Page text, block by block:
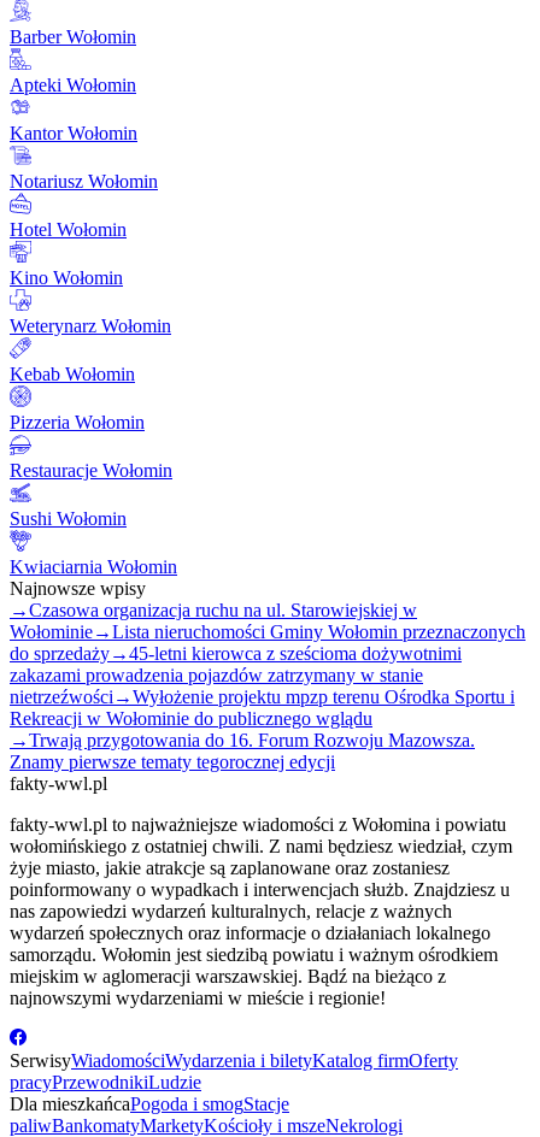
Barber Wołomin
Apteki Wołomin
Kantor Wołomin
Notariusz Wołomin
Hotel Wołomin
Kino Wołomin
Weterynarz Wołomin
Kebab Wołomin
Pizzeria Wołomin
Restauracje Wołomin
Sushi Wołomin
Kwiaciarnia Wołomin
Najnowsze wpisy
→Czasowa organizacja ruchu na ul. Starowiejskiej w
Wołominie→Lista nieruchomości Gminy Wołomin przeznaczonych
do sprzedaży→45-letni kierowca z sześcioma dożywotnimi
zakazami prowadzenia pojazdów zatrzymany w stanie
nietrzeźwości →Wyłożenie projektu mpzp terenu Ośrodka Sportu i
Rekreacji w Wołominie do publicznego wglądu
→Trwają przygotowania do 16. Forum Rozwoju Mazowsza.
Znamy pierwsze tematy tegorocznej edycji
fakty-wwl.pl
fakty-wwl.pl to najważniejsze wiadomości z Wołomina i powiatu
wołomińskiego z ostatniej chwili. Z nami będziesz wiedział, czym
żyje miasto, jakie atrakcje są zaplanowane oraz zostaniesz
poinformowany o wypadkach i interwencjach służb. Znajdziesz u
nas zapowiedzi wydarzeń kulturalnych, relacje z ważnych
wydarzeń społecznych oraz informacje o działaniach lokalnego
samorządu. Wołomin jest siedzibą powiatu i ważnym ośrodkiem
miejskim w aglomeracji warszawskiej. Bądź na bieżąco z
najnowszymi wydarzeniami w mieście i regionie!
SerwisyWiadomościWydarzenia i biletyKatalog firmOferty
pracyPrzewodnikiLudzie
Dla mieszkańcaPogoda i smogStacje
paliwBankomatyMarketyKościoły i mszeNekrologi